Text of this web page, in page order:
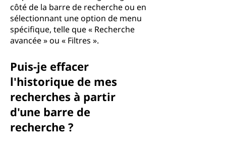
côté de la barre de recherche ou en
sélectionnant une option de menu
spécifique, telle que « Recherche
avancée » ou « Filtres ».
Puis-je effacer
l'historique de mes
recherches à partir
d'une barre de
recherche ?